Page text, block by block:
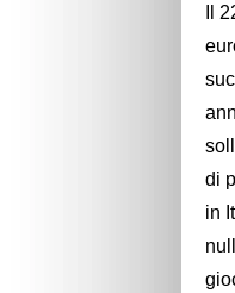
Il
di
in